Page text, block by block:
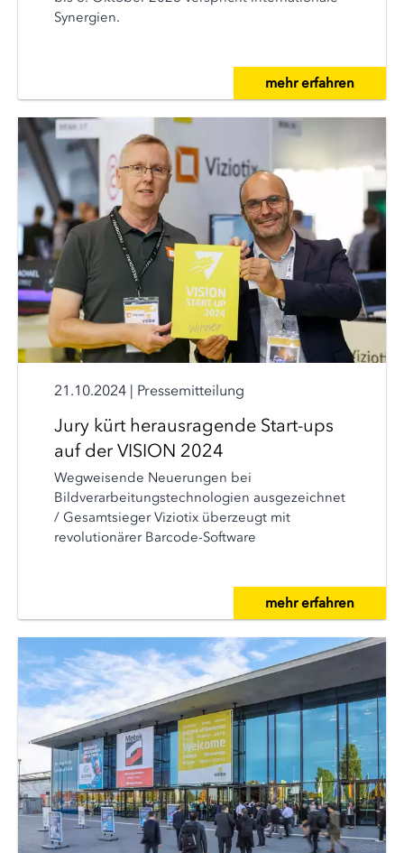
Synergien.
mehr erfahren
21.10.2024 | Pressemitteilung
Jury kürt herausragende Start-ups
auf der VISION 2024
Wegweisende Neuerungen bei
Bildverarbeitungstechnologien ausgezeichnet
/ Gesamtsieger Viziotix überzeugt mit
revolutionärer Barcode-Software
mehr erfahren